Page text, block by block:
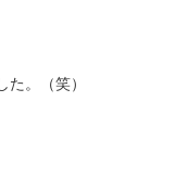
。（笑）